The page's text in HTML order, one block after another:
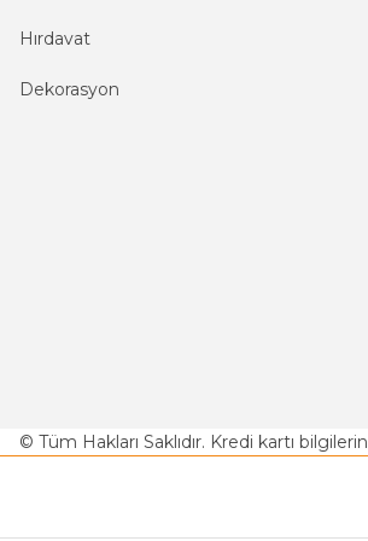
Hırdavat
Dekorasyon
© Tüm Hakları Saklıdır. Kredi kartı